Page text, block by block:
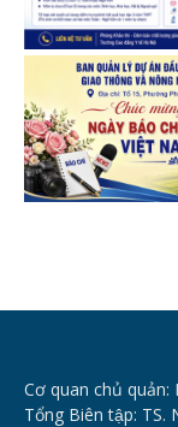
Cơ quan chủ quản:
Tổng Biên tập: TS.